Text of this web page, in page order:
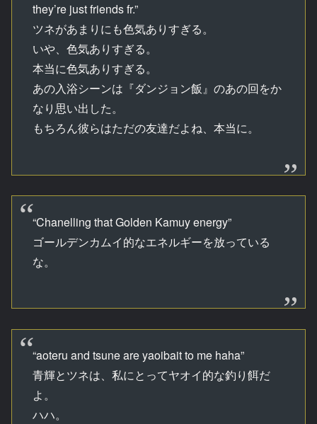
they’re just friends fr.”
ツネがあまりにも色気ありすぎる。
いや、色気ありすぎる。
本当に色気ありすぎる。
あの入浴シーンは『ダンジョン飯』のあの回をか
なり思い出した。
もちろん彼らはただの友達だよね、本当に。
“Chanelling that Golden Kamuy energy”
ゴールデンカムイ的なエネルギーを放っている
な。
“aoteru and tsune are yaoibait to me haha”
青輝とツネは、私にとってヤオイ的な釣り餌だ
よ。
ハハ。